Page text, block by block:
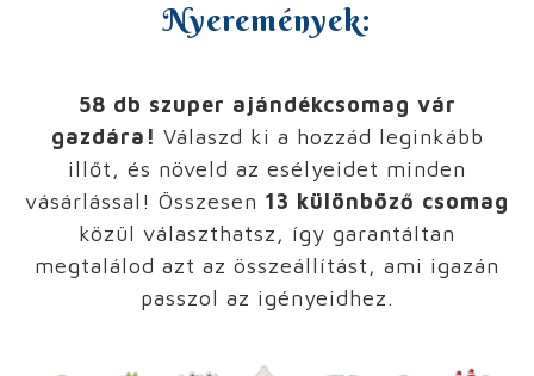
Nyeremények:
58 db szuper ajándékcsomag vár
gazdára! Válaszd ki a hozzád leginkább
illőt, és növeld az esélyeidet minden
vásárlással! Összesen 13 különböző csomag
közül választhatsz, így garantáltan
megtalálod azt az összeállítást, ami igazán
passzol az igényeidhez.